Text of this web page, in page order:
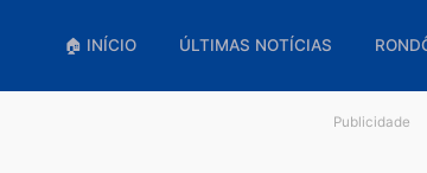
🏠 INÍCIO ÚLTIMAS NOTÍCIAS